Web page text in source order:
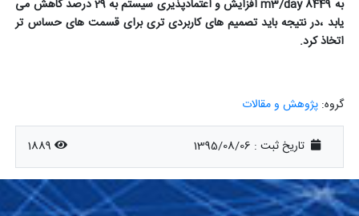
به m3/day 8449 افزایش و اعتمادپذیری سیستم به 29 درصد کاهش می
یابد ،در نتیجه باید تصمیم های کاربردی تری برای قسمت های حساس تر
اتخاذ کرد.
گروه:پژوهش و مقالات
تاریخ ثبت : 1395/08/06
1889